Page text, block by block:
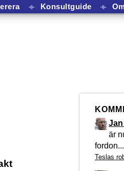
⟛ Konsultguide ⟛
är
Teslas